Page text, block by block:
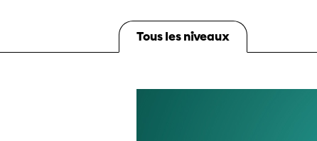
Tous les niveaux